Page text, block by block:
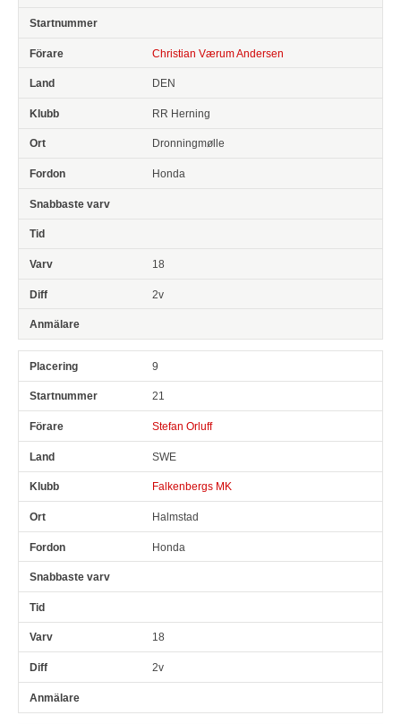
Christian Værum Andersen
DEN
RR Herning
Dronningmølle
Honda
18
2v
9
21
Stefan Orluff
SWE
Falkenbergs MK
Halmstad
Honda
18
2v